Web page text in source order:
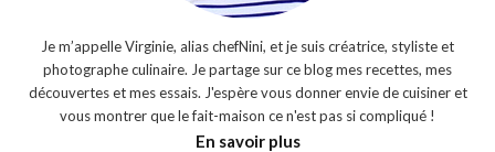
Je m’appelle Virginie, alias chefNini, et je suis créatrice, styliste et
photographe culinaire. Je partage sur ce blog mes recettes, mes
découvertes et mes essais. J'espère vous donner envie de cuisiner et
vous montrer que le fait-maison ce n'est pas si compliqué !
En savoir plus